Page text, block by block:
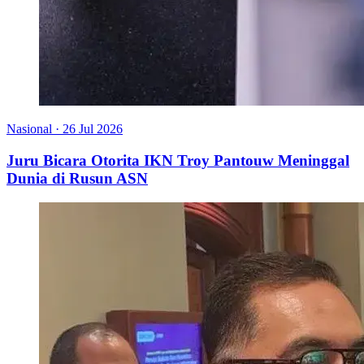
Nasional · 26 Jul 2026
Juru Bicara Otorita IKN Troy Pantouw Meninggal
Dunia di Rusun ASN